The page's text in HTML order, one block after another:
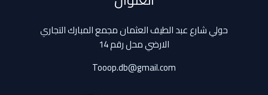
حولي شارع عبد الطيف العثمان مجمع المبارك التجاري
الارضي محل رقم 14
Tooop.db@gmail.com